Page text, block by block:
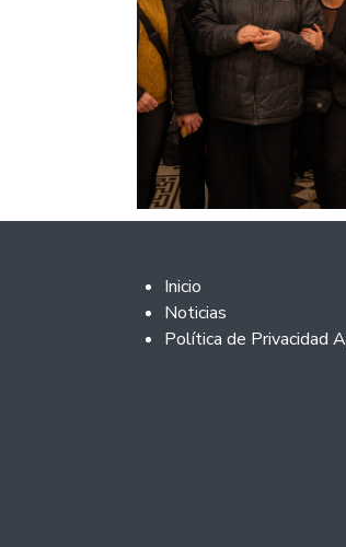
Footer 2
Inicio
Noticias
Política de Privacidad